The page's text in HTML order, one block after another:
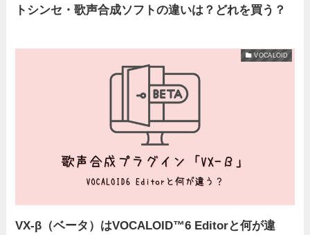
トシンセ・歌声合成ソフトの違いは？どれを買う？
VOCALOID
VX-β（ベータ）はVOCALOID™6 Editorと何が違